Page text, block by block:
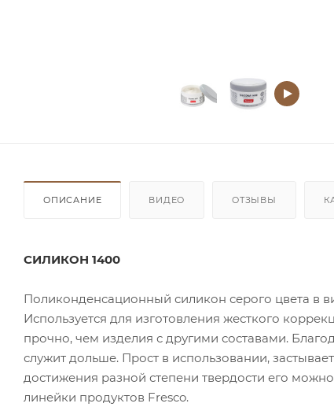
ОПИСАНИЕ ВИДЕО ОТЗЫВЫ
СИЛИКОН 1400
Поликонденсационный силикон серого цвета в
Используется для изготовления жесткого
прочно, чем изделия с другими составами.
служит дольше. Прост в использовании,
достижения разной степени твердости его
линейки продуктов Fresco.